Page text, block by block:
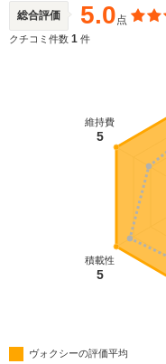
総合評価 5.0点
クチコミ件数 1 件
積載性
5
維持費
5
ヴォクシーの評価平均